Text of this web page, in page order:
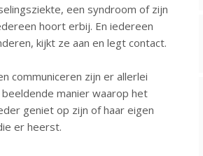
een syndroom of zijn
hoort erbij. En iedereen
kijkt ze aan en legt contact.
communiceren zijn er allerlei
manier waarop het
geniet op zijn of haar eigen
er heerst.